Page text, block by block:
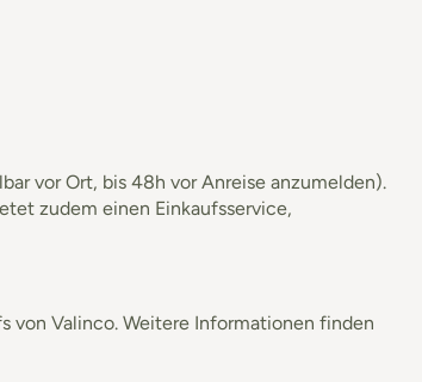
vor Ort, bis 48h vor Anreise anzumelden).
zudem einen Einkaufsservice,
von Valinco. Weitere Informationen finden